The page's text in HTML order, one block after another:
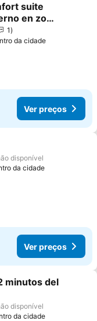
aos favoritos
suite
en zona
1
da cidade
Ver preços
aos favoritos
disponível
da cidade
Ver preços
aos favoritos
minutos del
disponível
da cidade